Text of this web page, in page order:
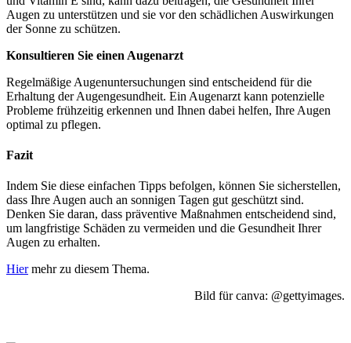
Augen zu unterstützen und sie vor den schädlichen Auswirkungen
der Sonne zu schützen.
Konsultieren Sie einen Augenarzt
Regelmäßige Augenuntersuchungen sind entscheidend für die
Erhaltung der Augengesundheit. Ein Augenarzt kann potenzielle
Probleme frühzeitig erkennen und Ihnen dabei helfen, Ihre Augen
optimal zu pflegen.
Fazit
Indem Sie diese einfachen Tipps befolgen, können Sie sicherstellen,
dass Ihre Augen auch an sonnigen Tagen gut geschützt sind.
Denken Sie daran, dass präventive Maßnahmen entscheidend sind,
um langfristige Schäden zu vermeiden und die Gesundheit Ihrer
Augen zu erhalten.
Hiermehr zu diesem Thema.
Bild für canva: @gettyimages.